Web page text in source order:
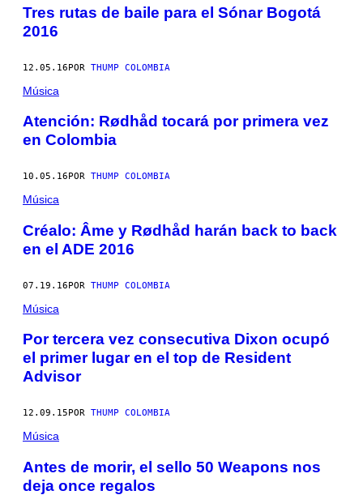
Tres rutas de baile para el Sónar Bogotá
2016
12.05.16POR THUMP COLOMBIA
Música
Atención: Rødhåd tocará por primera vez
en Colombia
10.05.16 POR THUMP COLOMBIA
Música
Créalo: Âme y Rødhåd harán back to back
en el ADE 2016
07.19.16POR THUMP COLOMBIA
Música
Por tercera vez consecutiva Dixon ocupó
el primer lugar en el top de Resident
Advisor
12.09.15 POR THUMP COLOMBIA
Música
Antes de morir, el sello 50 Weapons nos
deja once regalos